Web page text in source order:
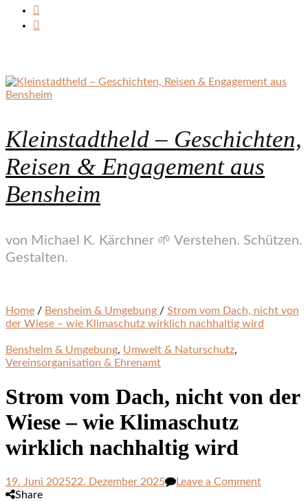
Kleinstadtheld – Geschichten,
Reisen & Engagement aus
Bensheim
von Michael K. Kärchner 🌱 Verstehen. Schützen.
Gestalten.
Home / Bensheim & Umgebung / Strom vom Dach, nicht von
der Wiese – wie Klimaschutz wirklich nachhaltig wird
Bensheim & Umgebung, Umwelt & Naturschutz,
Vereinsorganisation & Ehrenamt
Strom vom Dach, nicht von der
Wiese – wie Klimaschutz
wirklich nachhaltig wird
19. Juni 202522. Dezember 2025 Leave a Commenton
Share